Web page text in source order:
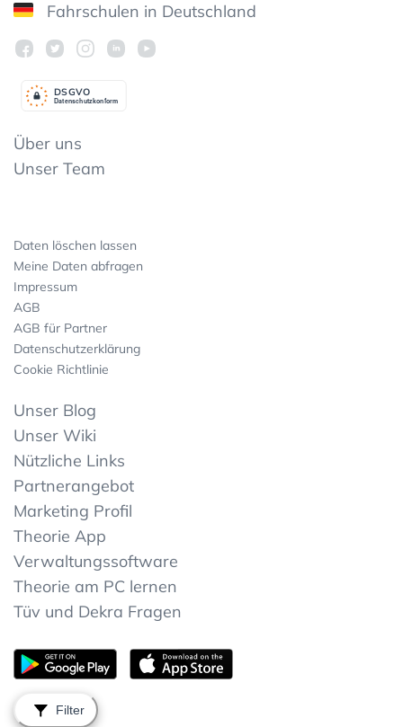
Filter
Fahrschulen in Deutschland
Datenschutzkonform
DSGVO
Über uns
Unser Team
Daten löschen lassen
Meine Daten abfragen
Impressum
AGB
AGB für Partner
Datenschutzerklärung
Cookie Richtlinie
Unser Blog
Unser Wiki
Nützliche Links
Partnerangebot
Marketing Profil
Theorie App
Verwaltungssoftware
Theorie am PC lernen
Tüv und Dekra Fragen